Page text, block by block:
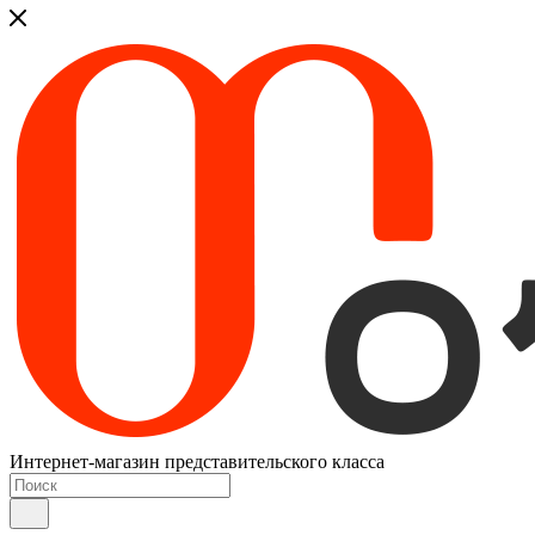
Интернет-магазин представительского класса